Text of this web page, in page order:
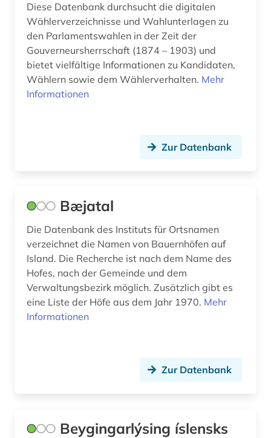
Diese Datenbank durchsucht die digitalen
Wählerverzeichnisse und Wahlunterlagen zu
den Parlamentswahlen in der Zeit der
Gouverneursherrschaft (1874 – 1903) und
bietet vielfältige Informationen zu Kandidaten,
Wählern sowie dem Wählerverhalten. Mehr
Informationen
Zur Datenbank
Bæjatal
Die Datenbank des Instituts für Ortsnamen
verzeichnet die Namen von Bauernhöfen auf
Island. Die Recherche ist nach dem Name des
Hofes, nach der Gemeinde und dem
Verwaltungsbezirk möglich. Zusätzlich gibt es
eine Liste der Höfe aus dem Jahr 1970. Mehr
Informationen
Zur Datenbank
Beygingarlýsing íslensks